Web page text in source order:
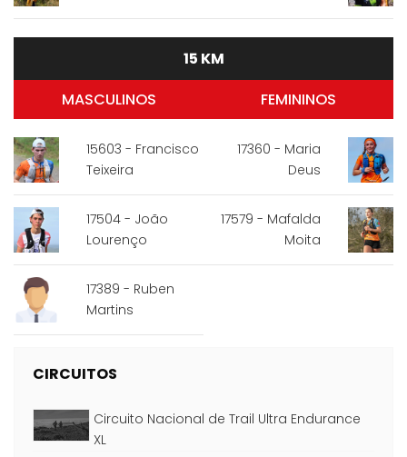
15 KM
MASCULINOS
15603 - Francisco
Teixeira
17504 - João
Lourenço
17389 - Ruben
Martins
FEMININOS
17360 - Maria
Deus
17579 - Mafalda
Moita
CIRCUITOS
Circuito Nacional de Trail Ultra Endurance
XL